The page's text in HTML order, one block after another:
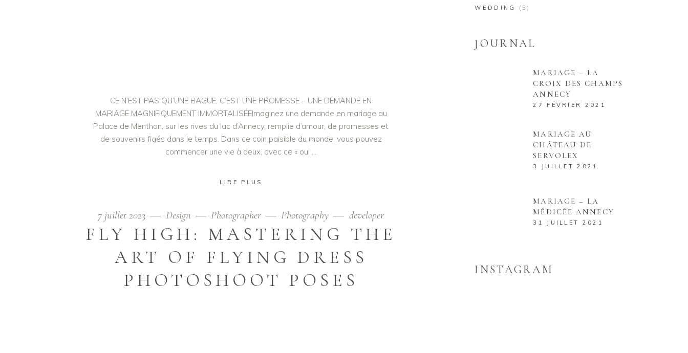
CE N’EST PAS QU’UNE BAGUE, C’EST UNE PROMESSE – UNE DEMANDE EN
MARIAGE MAGNIFIQUEMENT IMMORTALISÉEImaginez une demande en mariage au
Palace de Menthon, sur les rives du lac d’Annecy, remplie d’amour, de promesses et
de souvenirs figés dans le temps. Dans ce coin paisible du monde, vous pouvez
commencer une vie à deux, avec ce « oui
LIRE PLUS
7 juillet 2023 Design Photographer Photography developer
FLY HIGH: MASTERING THE
ART OF FLYING DRESS
PHOTOSHOOT POSES
WEDDING (5)
JOURNAL
MARIAGE – LA
CROIX DES CHAMPS
ANNECY
27 FÉVRIER 2021
MARIAGE AU
CHÂTEAU DE
SERVOLEX
3 JUILLET 2021
MARIAGE – LA
MÉDICÉE ANNECY
31 JUILLET 2021
INSTAGRAM